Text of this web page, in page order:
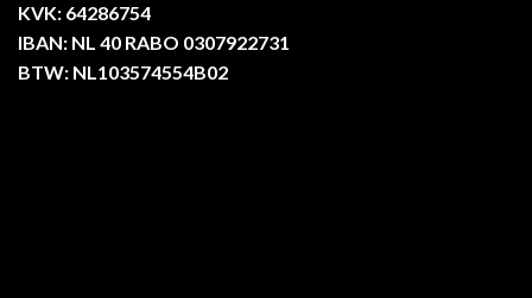
KVK: 64286754
IBAN: NL 40 RABO 0307922731
BTW: NL103574554B02